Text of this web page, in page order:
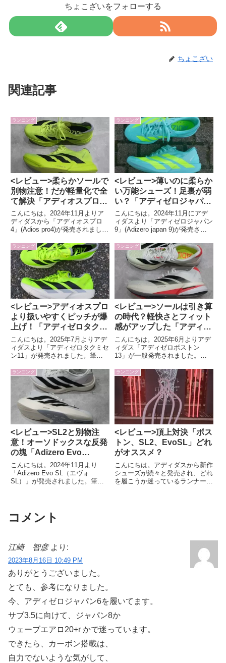
ちょこざいをフォローする
ちょこざい
関連記事
ランニング
<レビュー>柔らかソールで
別物注意！だが軽量化で全
て解決「アディオスプロ
4」
こんにちは。2024年11月よりア
ディダスから「アディオスプロ
4」(Adios pro4)が発売されまし
命レース用に愛用していて、今回
も早速手に入れたためレビューし
ます。「アディオスプロ4」の特
徴スペック・前作...
ランニング
<レビュー>薄いのに柔らか
い万能シューズ！足裏が弱
い？「アディゼロジャパン
9」
こんにちは。2024年11月にアデ
ィダスより「アディゼロジャパン
9」(Adizero japan 9)が発売され
き続けている一番思い入れのある
モデルです。今作も履いてみまし
たのでレビューします。「アディ
ゼロジャ...
ランニング
<レビュー>アディオスプロ
より扱いやすくピッチが爆
上げ！「アディゼロタクミ
セン11」
こんにちは。2025年7月よりアデ
ィダスより「アディゼロタクミセ
ン11」が発売されました。筆者
ていて今作も早速履いてみました
のでレビューします。「タクミセ
ン11」の特徴長距離ロードレー
ス向けの厚底シューズ「タク...
ランニング
<レビュー>ソールは引き算
の時代？軽快さとフィット
感がアップした「アディゼ
ロボストン13」
こんにちは。2025年6月よりアデ
ィダス「アディゼロボストン
13」が一般発売されました。ア
ているシューズの一つでボストン
10からずっと履いています。早
速履いてみましたのでレビューし
ます。「アディゼロボストン13...
ランニング
<レビュー>SL2と別物注
意！オーソドックスな反発
の塊「Adizero Evo
SL」！
こんにちは。2024年11月より
「Adizero Evo SL（エヴォ
SL）」が発売されました。筆者
まとめました。「Evo SL」の特
徴・スペックター...
ランニング
<レビュー>頂上対決「ボス
トン、SL2、EvoSL」どれ
がオススメ？
こんにちは。アディダスから新作
シューズが続々と発売され、どれ
を履こうか迷っているランナーは
コメント
江崎 智彦 より:
2023年8月16日 10:49 PM
ありがとうございました。
とても、参考になりました。
今、アディゼロジャパン6を履いてます。
サブ3.5に向けて、ジャパン8か
ウェーブエアロ20+r かで迷っています。
できたら、カーボン搭載は、
自力でないような気がして、